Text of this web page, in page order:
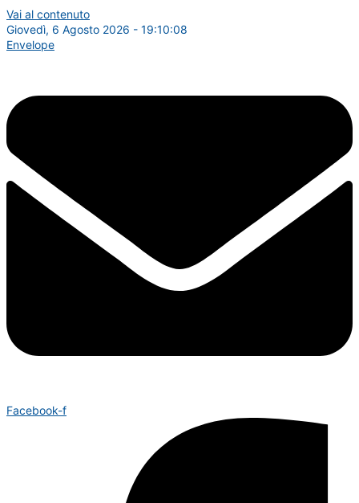
Vai al contenuto
Giovedì, 6 Agosto 2026 - 19:10:09
Envelope
Facebook-f